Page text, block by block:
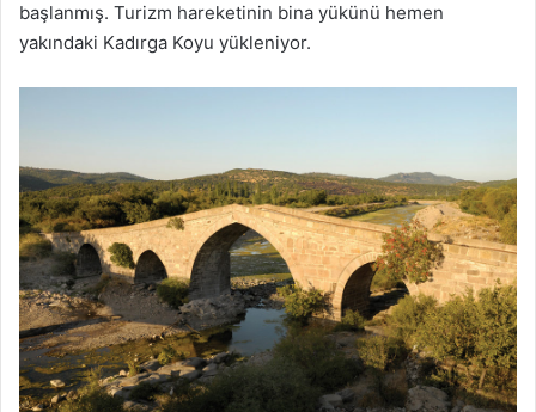
başlanmış. Turizm hareketinin bina yükünü hemen
yakındaki Kadırga Koyu yükleniyor.